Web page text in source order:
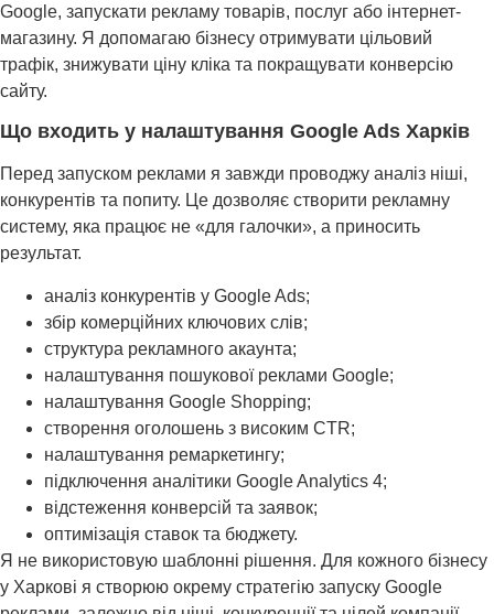
Google, запускати рекламу товарів, послуг або інтернет-
магазину. Я допомагаю бізнесу отримувати цільовий
трафік, знижувати ціну кліка та покращувати конверсію
сайту.
Що входить у налаштування Google Ads Харків
Перед запуском реклами я завжди проводжу аналіз ніші,
конкурентів та попиту. Це дозволяє створити рекламну
систему, яка працює не «для галочки», а приносить
результат.
аналіз конкурентів у Google Ads;
збір комерційних ключових слів;
структура рекламного акаунта;
налаштування пошукової реклами Google;
налаштування Google Shopping;
створення оголошень з високим CTR;
налаштування ремаркетингу;
підключення аналітики Google Analytics 4;
відстеження конверсій та заявок;
оптимізація ставок та бюджету.
Я не використовую шаблонні рішення. Для кожного бізнесу
у Харкові я створюю окрему стратегію запуску Google